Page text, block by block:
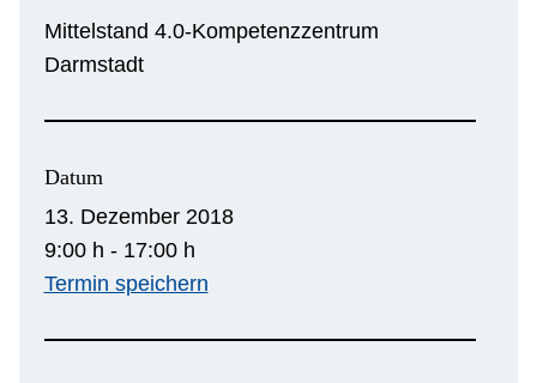
Mittelstand 4.0-Kompetenzzentrum
Darmstadt
Datum
13. Dezember 2018
9:00 h - 17:00 h
Termin speichern